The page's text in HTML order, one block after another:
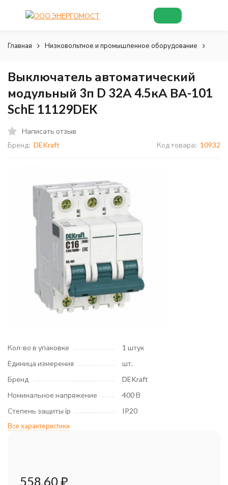
Главная Низковольтное и промышленное оборудование
Выключатель автоматический
модульный 3п D 32А 4.5кА ВА-101
SchE 11129DEK
Написать отзыв
Бренд: DEKraft Код товара: 10932
Кол-во в упаковке
1 штук
Единица измерения
шт.
Бренд
DEKraft
Номинальное напряжение
400 В
Степень защиты ip
IP20
Все характеристики
558,60₽